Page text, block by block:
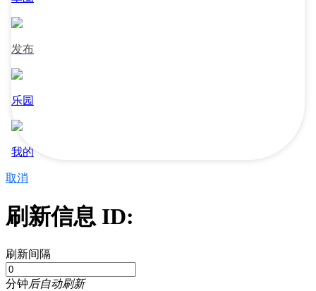
发布
乐园
我的
取消
刷新信息 ID:
刷新间隔
分钟后自动刷新